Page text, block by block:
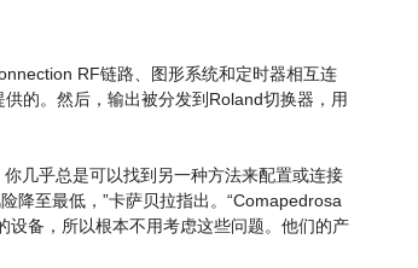
RF链路、图形系统和定时器相互连
的。然后，输出被分发到Roland切换器，用
几乎总是可以找到另一种方法来配置或连接
降至最低，”卡萨贝拉指出。“Comapedrosa
备，所以根本不用考虑这些问题。他们的产